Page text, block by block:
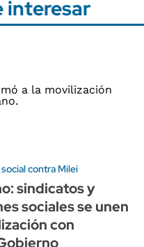
interesar
contra Milei
sindicatos y
sociales se unen
con